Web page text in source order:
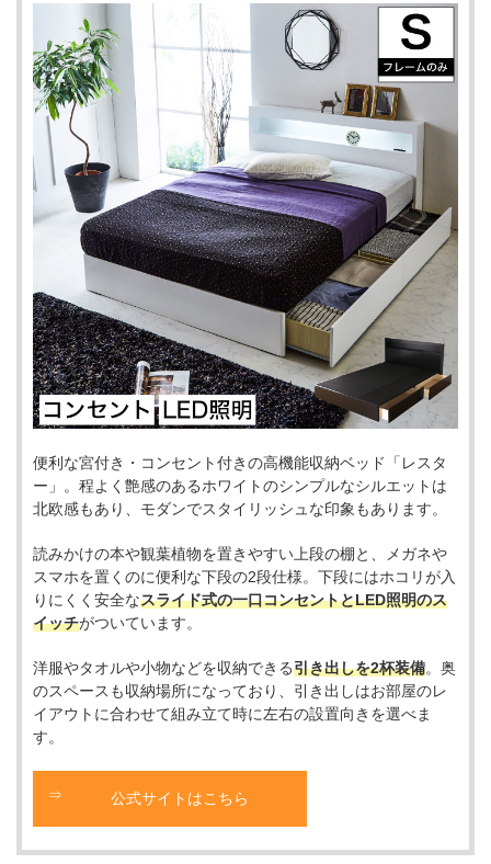
便利な宮付き・コンセント付きの高機能収納ベッド「レスタ
ー」。程よく艶感のあるホワイトのシンプルなシルエットは
北欧感もあり、モダンでスタイリッシュな印象もあります。
読みかけの本や観葉植物を置きやすい上段の棚と、メガネや
スマホを置くのに便利な下段の2段仕様。下段にはホコリが入
りにくく安全なスライド式の一口コンセントとLED照明のス
イッチがついています。
洋服やタオルや小物などを収納できる引き出しを2杯装備。奥
のスペースも収納場所になっており、引き出しはお部屋のレ
イアウトに合わせて組み立て時に左右の設置向きを選べま
す。
公式サイトはこちら